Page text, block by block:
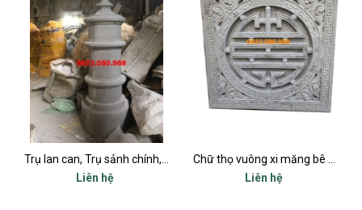
Trụ lan can, Trụ sảnh chính, Trụ cột ban công, Trụ bậc tam cấp
Liên hệ
Chữ thọ vuông xi măng bê tông 80x80cm
Liên hệ